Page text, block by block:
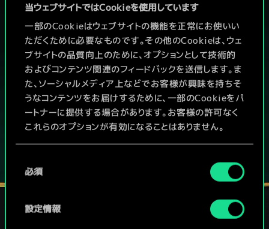
当ウェブサイトではCookieを使用しています
一部のCookieはウェブサイトの機能を正常にお使いい
ただくために必要なものです。その他のCookieは、ウェ
ブサイトの品質向上のために、オプションとして技術的
およびコンテンツ関連のフィードバックを送信します。ま
た、ソーシャルメディア上などでお客様が興味を持ちそ
うなコンテンツをお届けするために、一部のCookieをパ
ートナーに提供する場合があります。お客様の許可なく
これらのオプションが有効になることはありません。
詳細は、下記の「設定」メニューでご確認ください。
必須
設定情報
か？
PCで無料プレイ！
本作はアイテム課金型の基本無料ゲームです
その他対応機種：